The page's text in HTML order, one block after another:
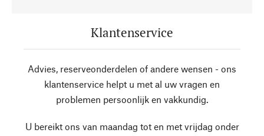
Klantenservice
Advies, reserveonderdelen of andere wensen - ons
klantenservice helpt u met al uw vragen en
problemen persoonlijk en vakkundig.
U bereikt ons van maandag tot en met vrijdag onder